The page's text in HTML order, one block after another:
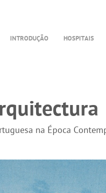
INTRODUÇÃO HOSPITAIS
na Época